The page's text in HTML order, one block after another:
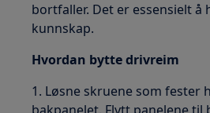
bortfaller. Det er essensielt å
kunnskap.
Hvordan bytte drivreim
1. Løsne skruene som fester